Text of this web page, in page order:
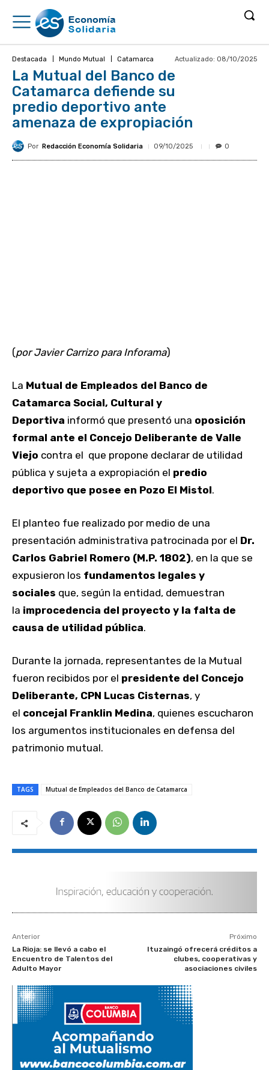
Destacada Mundo Mutual Catamarca Actualizado: 08/10/2025
La Mutual del Banco de
Catamarca defiende su
predio deportivo ante
amenaza de expropiación
Por Redacción Economía Solidaria 09/10/2025 0
(por Javier Carrizo para Inforama)
La Mutual de Empleados del Banco de
Catamarca Social, Cultural y
Deportiva informó que presentó una oposición
formal ante el Concejo Deliberante de Valle
Viejo contra el que propone declarar de utilidad
pública y sujeta a expropiación el predio
deportivo que posee en Pozo El Mistol.
El planteo fue realizado por medio de una
presentación administrativa patrocinada por el Dr.
Carlos Gabriel Romero (M.P. 1802), en la que se
expusieron los fundamentos legales y
sociales que, según la entidad, demuestran
la improcedencia del proyecto y la falta de
causa de utilidad pública.
Durante la jornada, representantes de la Mutual
fueron recibidos por el presidente del Concejo
Deliberante, CPN Lucas Cisternas, y
el concejal Franklin Medina, quienes escucharon
los argumentos institucionales en defensa del
patrimonio mutual.
TAGS Mutual de Empleados del Banco de Catamarca
Anterior
La Rioja: se llevó a cabo el
Encuentro de Talentos del
Adulto Mayor
Próximo
Ituzaingó ofrecerá créditos a
clubes, cooperativas y
asociaciones civiles